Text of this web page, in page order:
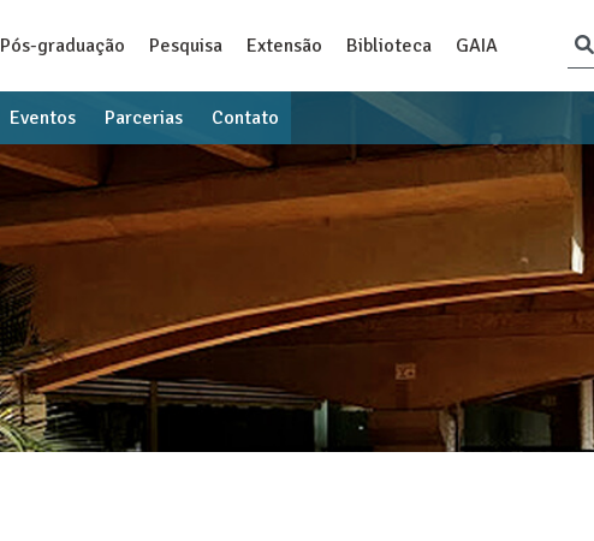
Pós-graduação Pesquisa Extensão Biblioteca GAIA
Eventos Parcerias Contato